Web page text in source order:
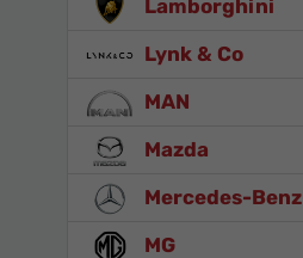
Lamborghini
Lynk & Co
MAN
Mazda
Mercedes-Benz
MG